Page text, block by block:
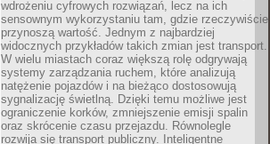
wdrożeniu cyfrowych rozwiązań, lecz na ich
sensownym wykorzystaniu tam, gdzie rzeczywiście
przynoszą wartość. Jednym z najbardziej
widocznych przykładów takich zmian jest transport.
W wielu miastach coraz większą rolę odgrywają
systemy zarządzania ruchem, które analizują
natężenie pojazdów i na bieżąco dostosowują
sygnalizację świetlną. Dzięki temu możliwe jest
ograniczenie korków, zmniejszenie emisji spalin
oraz skrócenie czasu przejazdu. Równolegle
rozwija się transport publiczny. Inteligentne